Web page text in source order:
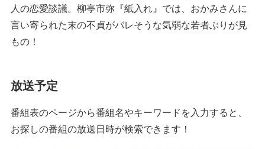
人の恋愛談議。柳亭市弥『紙入れ』では、おかみさんに
言い寄られた末の不貞がバレそうな気弱な若者ぶりが見
もの！
放送予定
番組表のページから番組名やキーワードを入力すると、
お探しの番組の放送日時が検索できます！